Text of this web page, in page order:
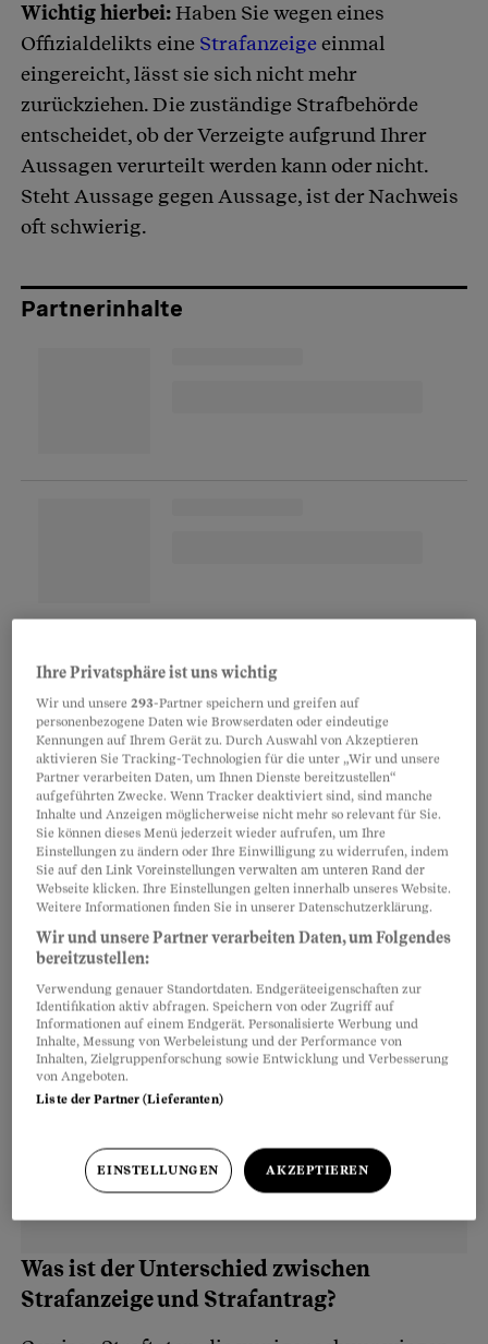
Wichtig hierbei:Haben Sie wegen eines
Offizialdelikts eine Strafanzeigeeinmal
eingereicht, lässt sie sich nicht mehr
zurückziehen. Die zuständige Strafbehörde
entscheidet, ob der Verzeigte aufgrund Ihrer
Aussagen verurteilt werden kann oder nicht.
Steht Aussage gegen Aussage, ist der Nachweis
oft schwierig.
Partnerinhalte
da Sie unter Umständen Ihre Schilderungen bei
der Staatsanwaltschaft – und zwar in
Anwesenheit der beschuldigten Person –
nochmals bestätigen müssen. Ist Ihnen dieser
Einsatz jedoch von vornherein zu hoch, lassen
Sie die Anzeige besser bleiben. Das kann zum
Beispiel dann sinnvoll sein, wenn der Täter von
sich aus bereit ist, Ihnen den entstandenen
Schaden zu ersetzen.
Was ist der Unterschied zwischen
Strafanzeige und Strafantrag?
Ihre Privatsphäre ist uns wichtig
Wir und unsere293-Partner speichern und greifen auf
personenbezogene Daten wie Browserdaten oder eindeutige
Kennungen auf Ihrem Gerät zu. Durch Auswahl von Akzeptieren
aktivieren Sie Tracking-Technologien für die unter „Wir und unsere
Partner verarbeiten Daten, um Ihnen Dienste bereitzustellen“
aufgeführten Zwecke. Wenn Tracker deaktiviert sind, sind manche
Inhalte und Anzeigen möglicherweise nicht mehr so relevant für Sie.
Sie können dieses Menü jederzeit wieder aufrufen, um Ihre
Einstellungen zu ändern oder Ihre Einwilligung zu widerrufen, indem
Sie auf den Link Voreinstellungen verwalten am unteren Rand der
Webseite klicken. Ihre Einstellungen gelten innerhalb unseres Website.
Weitere Informationen finden Sie in unserer Datenschutzerklärung.
Wir und unsere Partner verarbeiten Daten, um Folgendes
bereitzustellen:
Verwendung genauer Standortdaten. Endgeräteeigenschaften zur
Identifikation aktiv abfragen. Speichern von oder Zugriff auf
Informationen auf einem Endgerät. Personalisierte Werbung und
Inhalte, Messung von Werbeleistung und der Performance von
Inhalten, Zielgruppenforschung sowie Entwicklung und Verbesserung
von Angeboten.
Liste der Partner (Lieferanten)
EINSTELLUNGEN AKZEPTIEREN